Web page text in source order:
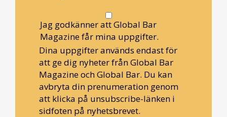
Jag godkänner att Global Bar
Magazine får mina uppgifter.
Dina uppgifter används endast för
att ge dig nyheter från Global Bar
Magazine och Global Bar. Du kan
avbryta din prenumeration genom
att klicka på unsubscribe-länken i
sidfoten på nyhetsbrevet.